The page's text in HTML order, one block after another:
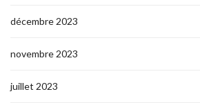
décembre 2023
novembre 2023
juillet 2023